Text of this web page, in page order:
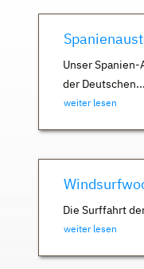
Unser
der Deutschen...
weiter lesen
Die Surffahrt
weiter lesen